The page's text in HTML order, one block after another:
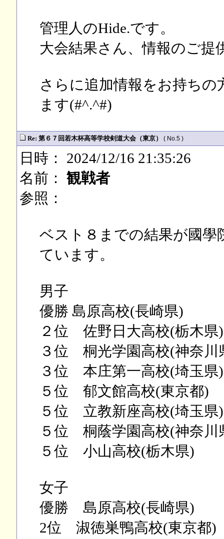
管理人のHide.です。
大会結果さん、情報のご
さらに追加情報をお持ち
ます(#^.^#)
Re: 第６７回若木杯高等学校剣道大会（東京） ( No.5 )
日時： 2024/12/16 21:35:26
名前： 観戦者
参照：
ベスト８までの結果が國學
ています。
男子
優勝 島原高校(長崎県)
２位 佐野日大高校(栃木県)
３位 桐光学園高校(神奈川
３位 本庄第一高校(埼玉県)
５位 郁文館高校(東京都)
５位 立教新座高校(埼玉県)
５位 桐蔭学園高校(神奈川
５位 小山高校(栃木県)
女子
優勝 島原高校(長崎県)
2位 淑徳巣鴨高校(東京都)